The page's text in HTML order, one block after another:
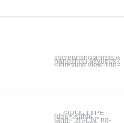
![screenshot](https://
<ion-view view-
``` <!DOCTYPE
html> <html
lang="zh-CN" ng-